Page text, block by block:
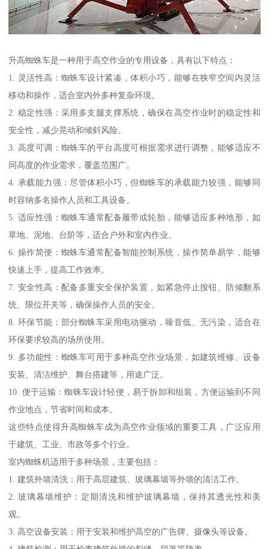
升高蜘蛛车是一种用于高空作业的专用设备，具有以下特点：
1. 灵活性高：蜘蛛车设计紧凑，体积小巧，能够在狭窄空间内灵活
移动和操作，适合室内外多种复杂环境。
2. 稳定性强：采用多支腿支撑系统，确保在高空作业时的稳定性和
安全性，减少晃动和倾斜风险。
3. 高度可调：蜘蛛车的平台高度可根据需求进行调整，能够适应不
同高度的作业需求，覆盖范围广。
4. 承载能力强：尽管体积小巧，但蜘蛛车的承载能力较强，能够同
时容纳多名操作人员和工具设备。
5. 适应性强：蜘蛛车通常配备履带或轮胎，能够适应多种地形，如
草地、泥地、台阶等，适合户外和室内作业。
6. 操作简便：蜘蛛车通常配备智能控制系统，操作简单易学，能够
快速上手，提高工作效率。
7. 安全性高：配备多重安全保护装置，如紧急停止按钮、防倾翻系
统、限位开关等，确保操作人员的安全。
8. 环保节能：部分蜘蛛车采用电动驱动，噪音低、无污染，适合在
环保要求较高的场所使用。
9. 多功能性：蜘蛛车可用于多种高空作业场景，如建筑维修、设备
安装、清洁维护、舞台搭建等，用途广泛。
10. 便于运输：蜘蛛车设计轻便，易于拆卸和组装，方便运输到不同
作业地点，节省时间和成本。
这些特点使得升高蜘蛛车成为高空作业领域的重要工具，广泛应用
于建筑、工业、市政等多个行业。
室内蜘蛛机适用于多种场景，主要包括：
1. 建筑外墙清洗：用于高层建筑、玻璃幕墙等外墙的清洁工作。
2. 玻璃幕墙维护：定期清洗和维护玻璃幕墙，保持其透光性和美
观。
3. 高空设备安装：用于安装和维护高空的广告牌、摄像头等设备。